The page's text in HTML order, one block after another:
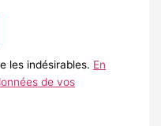
les indésirables. En
de vos